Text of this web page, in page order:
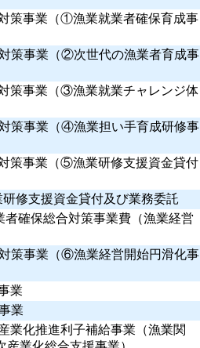
策事業（①漁業就業者確保育成事
策事業（②次世代の漁業者育成事
策事業（③漁業就業チャレンジ体
策事業（④漁業担い手育成研修事
策事業（⑤漁業研修支援資金貸付
修支援資金貸付及び業務委託
者確保総合対策事業費（漁業経営
策事業（⑥漁業経営開始円滑化事
業
業
業化推進利子補給事業（漁業関